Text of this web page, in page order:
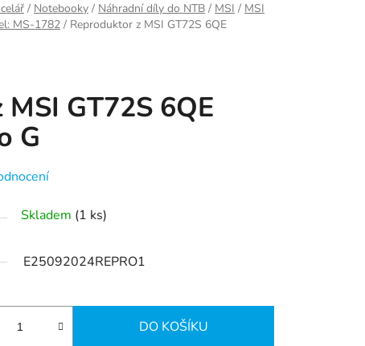
/ Notebooky / Náhradní díly do NTB / MSI / MSI
MS-1782 / Reproduktor z MSI GT72S 6QE
GT72S 6QE
G
Skladem (1 ks)
E25092024REPRO1
DO KOŠÍKU